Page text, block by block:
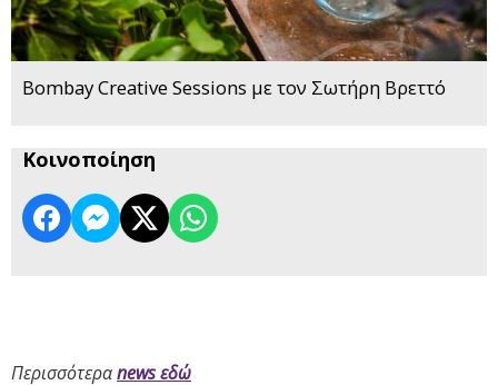
Bombay Creative Sessions με τον Σωτήρη Βρεττό
Κοινοποίηση
Περισσότεραnews εδώ